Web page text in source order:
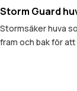
Storm Guard
Stormsäker huva
fram och bak för